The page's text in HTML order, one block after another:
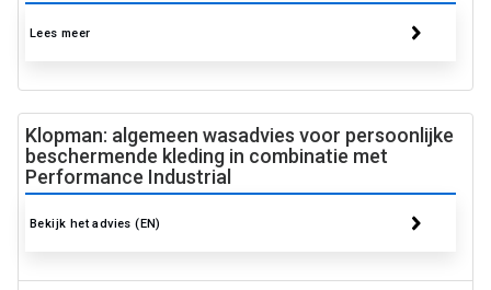
Lees meer
Klopman: algemeen wasadvies voor persoonlijke
beschermende kleding in combinatie met
Performance Industrial
Bekijk het advies (EN)